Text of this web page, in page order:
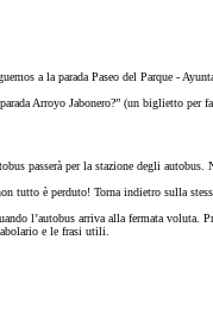
a la parada Paseo del Parque -
Arroyo Jabonero?” (un biglietto per
passerà per la stazione degli
è perduto! Torna indietro sulla
l’autobus arriva alla fermata
e le frasi utili.